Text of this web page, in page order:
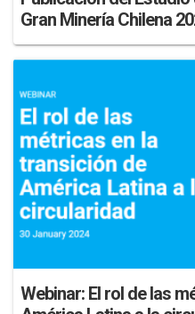
Gran Minería Chilena
Webinar: El rol de las